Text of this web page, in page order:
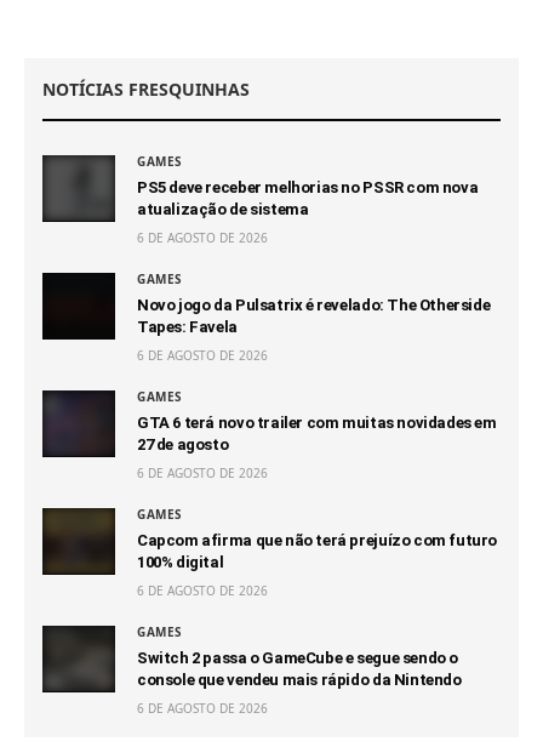
NOTÍCIAS FRESQUINHAS
GAMES
PS5 deve receber melhorias no PSSR com nova
atualização de sistema
6 DE AGOSTO DE 2026
GAMES
Novo jogo da Pulsatrix é revelado: The Otherside
Tapes: Favela
6 DE AGOSTO DE 2026
GAMES
GTA 6 terá novo trailer com muitas novidades em
27 de agosto
6 DE AGOSTO DE 2026
GAMES
Capcom afirma que não terá prejuízo com futuro
100% digital
6 DE AGOSTO DE 2026
GAMES
Switch 2 passa o GameCube e segue sendo o
console que vendeu mais rápido da Nintendo
6 DE AGOSTO DE 2026